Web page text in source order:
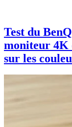
Test du
moniteur 4K
sur les